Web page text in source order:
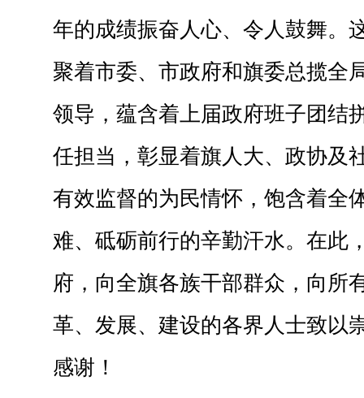
年的成绩振奋人心、令人鼓舞。
聚着市委、市政府和旗委总揽全
领导，蕴含着上届政府班子团结
任担当，彰显着旗人大、政协及
有效监督的为民情怀，饱含着全
难、砥砺前行的辛勤汗水。在此
府，向全旗各族干部群众，向所
革、发展、建设的各界人士致以
感谢！